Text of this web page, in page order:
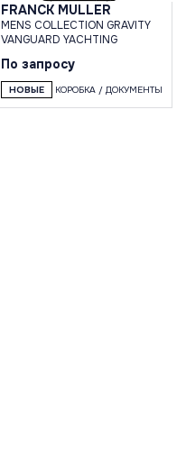
FRANCK MULLER
MENS COLLECTION GRAVITY
VANGUARD YACHTING
По запросу
НОВЫЕ КОРОБКА / ДОКУМЕНТЫ